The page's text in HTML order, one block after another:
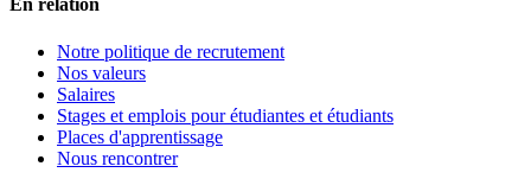
En relation
Notre politique de recrutement
Nos valeurs
Salaires
Stages et emplois pour étudiantes et étudiants
Places d'apprentissage
Nous rencontrer